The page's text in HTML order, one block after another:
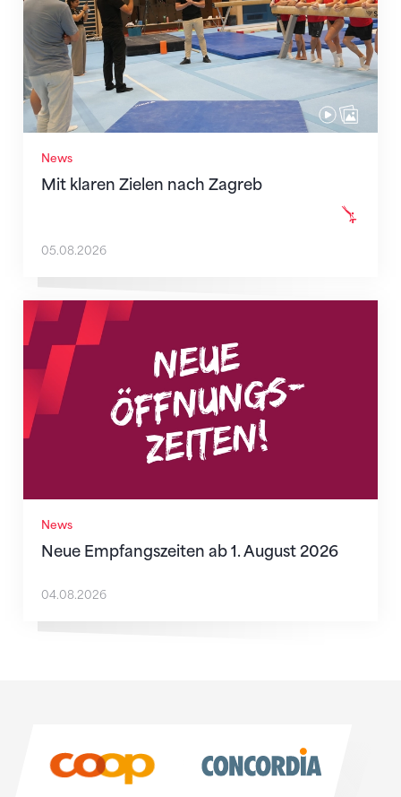
News
Mit klaren Zielen nach Zagreb
05.08.2026
News
Neue Empfangszeiten ab 1. August 2026
Neue Empfangszeiten ab 1. August 2026
04.08.2026